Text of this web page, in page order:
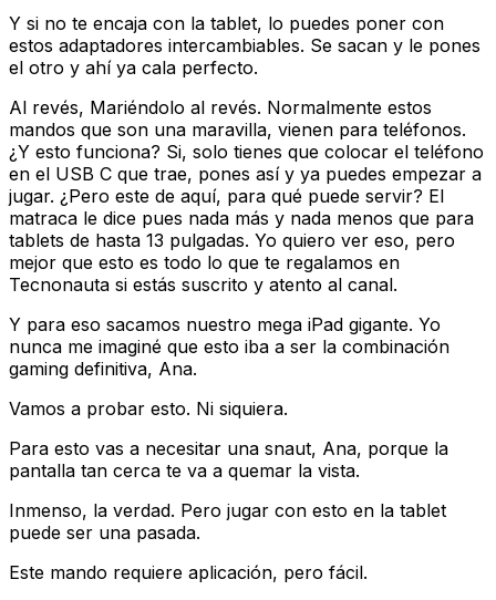
Y si no te encaja con la tablet, lo puedes poner con
estos adaptadores intercambiables. Se sacan y le pones
el otro y ahí ya cala perfecto.
Al revés, Mariéndolo al revés. Normalmente estos
mandos que son una maravilla, vienen para teléfonos.
¿Y esto funciona? Si, solo tienes que colocar el teléfono
en el USB C que trae, pones así y ya puedes empezar a
jugar. ¿Pero este de aquí, para qué puede servir? El
matraca le dice pues nada más y nada menos que para
tablets de hasta 13 pulgadas. Yo quiero ver eso, pero
mejor que esto es todo lo que te regalamos en
Tecnonauta si estás suscrito y atento al canal.
Y para eso sacamos nuestro mega iPad gigante. Yo
nunca me imaginé que esto iba a ser la combinación
gaming definitiva, Ana.
Vamos a probar esto. Ni siquiera.
Para esto vas a necesitar una snaut, Ana, porque la
pantalla tan cerca te va a quemar la vista.
Inmenso, la verdad. Pero jugar con esto en la tablet
puede ser una pasada.
Este mando requiere aplicación, pero fácil.